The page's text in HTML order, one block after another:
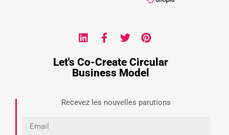
Let's Co-Create Circular
Business Model
Recevez les nouvelles parutions